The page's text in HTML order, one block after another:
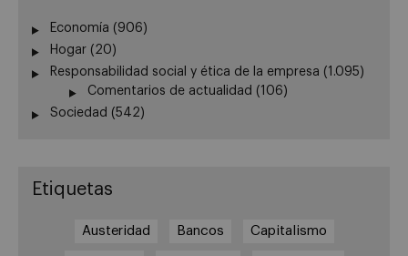
Economía (906)
Hogar (20)
Responsabilidad social y ética de la empresa (1.095)
Comentarios de actualidad (106)
Sociedad (542)
Etiquetas
Austeridad Bancos Capitalismo